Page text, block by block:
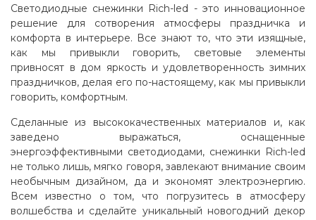
Светодиодные снежинки Rich-led - это инновационное
решение для сотворения атмосферы праздничка и
комфорта в интерьере. Все знают то, что эти изящные,
как мы привыкли говорить, световые элементы
привносят в дом яркость и удовлетворенность зимних
праздничков, делая его по-настоящему, как мы привыкли
говорить, комфортным.
Сделанные из высококачественных материалов и, как
заведено выражаться, оснащенные
энергоэффективными светодиодами, снежинки Rich-led
не только лишь, мягко говоря, завлекают внимание своим
необычным дизайном, да и экономят электроэнергию.
Всем известно о том, что погрузитесь в атмосферу
волшебства и сделайте уникальный новогодний декор